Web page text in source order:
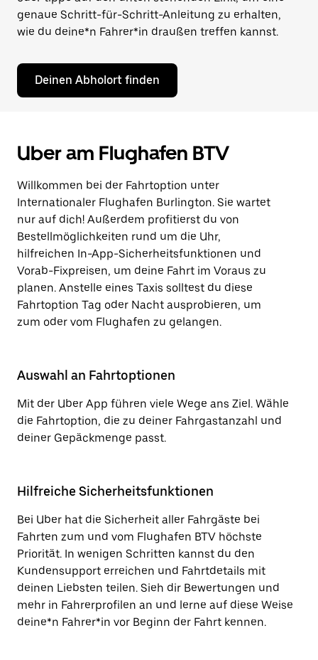
genaue Schritt-für-Schritt-Anleitung zu erhalten,
wie du deine*n Fahrer*in draußen treffen kannst.
Deinen Abholort finden
Uber am Flughafen BTV
Willkommen bei der Fahrtoption unter
Internationaler Flughafen Burlington. Sie wartet
nur auf dich! Außerdem profitierst du von
Bestellmöglichkeiten rund um die Uhr,
hilfreichen In-App-Sicherheitsfunktionen und
Vorab-Fixpreisen, um deine Fahrt im Voraus zu
planen. Anstelle eines Taxis solltest du diese
Fahrtoption Tag oder Nacht ausprobieren, um
zum oder vom Flughafen zu gelangen.
Auswahl an Fahrtoptionen
Mit der Uber App führen viele Wege ans Ziel. Wähle
die Fahrtoption, die zu deiner Fahrgastanzahl und
deiner Gepäckmenge passt.
Hilfreiche Sicherheitsfunktionen
Bei Uber hat die Sicherheit aller Fahrgäste bei
Fahrten zum und vom Flughafen BTV höchste
Priorität. In wenigen Schritten kannst du den
Kundensupport erreichen und Fahrtdetails mit
deinen Liebsten teilen. Sieh dir Bewertungen und
mehr in Fahrerprofilen an und lerne auf diese Weise
deine*n Fahrer*in vor Beginn der Fahrt kennen.